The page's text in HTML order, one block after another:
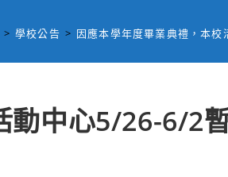
> 學校公告 > 因應本學年度畢業典禮，本
動中心5/26-6/2